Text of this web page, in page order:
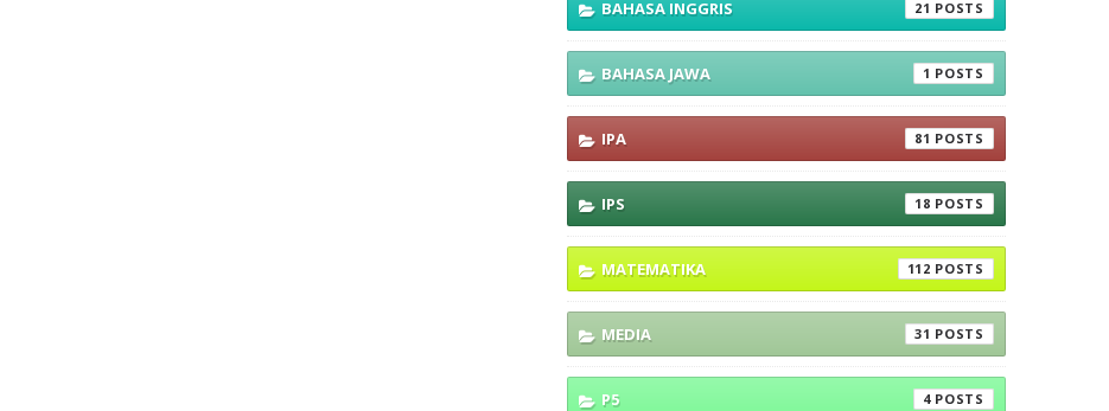
BAHASA INGGRIS 21
BAHASA JAWA 1
IPA 81
IPS 18
MATEMATIKA 112
MEDIA 31
P5 4